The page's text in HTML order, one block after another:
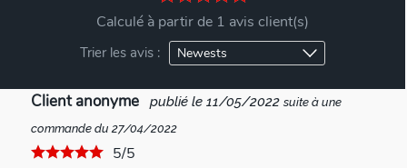
Calculé à partir de 1 avis client(s)
Trier les avis :
Client anonyme publié le 11/05/2022 suite à une
commande du 27/04/2022
5/5